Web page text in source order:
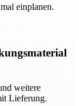
einplanen.
weitere
Lieferung.